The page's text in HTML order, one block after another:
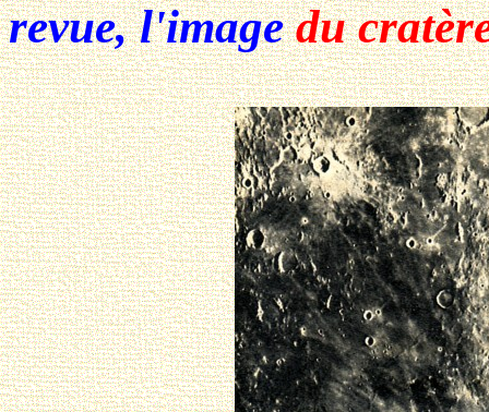
revue, l'imagedu